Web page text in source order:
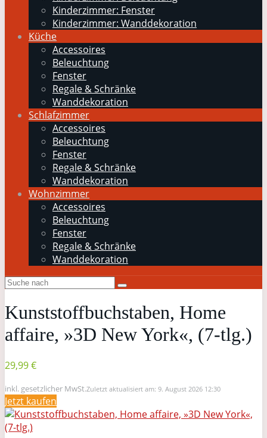
Kinderzimmer: Fenster
Kinderzimmer: Wanddekoration
Küche
Accessoires
Beleuchtung
Fenster
Regale & Schränke
Wanddekoration
Schlafzimmer
Accessoires
Beleuchtung
Fenster
Regale & Schränke
Wanddekoration
Wohnzimmer
Accessoires
Beleuchtung
Fenster
Regale & Schränke
Wanddekoration
Kunststoffbuchstaben, Home
affaire, »3D New York«, (7-tlg.)
29,99 €
inkl. gesetzlicher MwSt.Zuletzt aktualisiert am: 9. August 2026 12:30
Jetzt kaufen